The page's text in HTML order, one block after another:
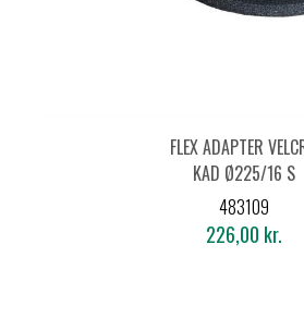
FLEX ADAPTER
KAD Ø225/16 S
483109
226,00 kr.